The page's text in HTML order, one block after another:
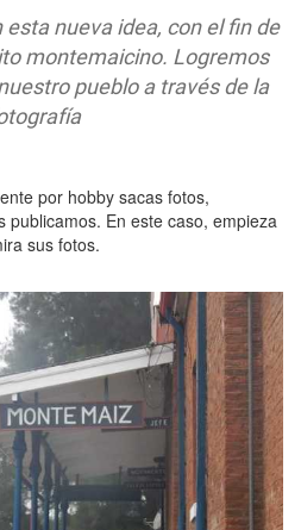
nueva idea, con el fin de
montemaicino. Logremos
pueblo a través de la
por hobby sacas fotos,
publicamos. En este caso, empieza
sus fotos.